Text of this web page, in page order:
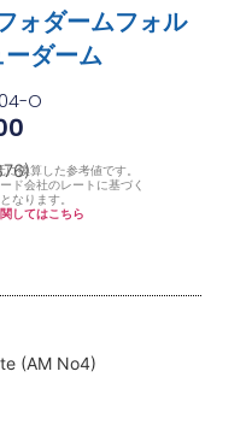
ォダームフォル
ダーム
O
換算した参考値です。
ド会社のレートに基づく
なります。
してはこちら
(AM No4)